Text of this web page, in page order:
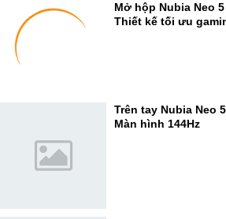
Mở hộp Nubia Neo
Thiết kế tối ưu
Trên tay Nubia Neo
Màn hình 144Hz